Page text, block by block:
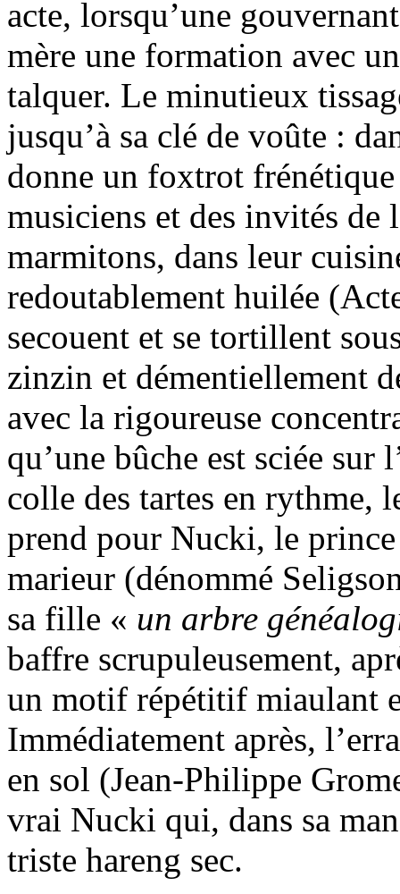
acte, lorsqu’une
mère une formation avec
talquer. Le minutieux
jusqu’à sa clé de voûte :
donne un foxtrot frénétique
musiciens et des invités de
marmitons, dans leur
redoutablement huilée
secouent et se tortillent
zinzin et démentiellement
avec la rigoureuse
qu’une bûche est sciée sur
colle des tartes en rythme,
prend pour Nucki, le
marieur (dénommé
sa fille « un arbre
baffre scrupuleusement,
un motif répétitif miaulant
Immédiatement après,
en sol (Jean-Philippe
vrai Nucki qui, dans sa
triste hareng sec.